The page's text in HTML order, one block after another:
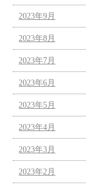
2023年9月
2023年8月
2023年7月
2023年6月
2023年5月
2023年4月
2023年3月
2023年2月